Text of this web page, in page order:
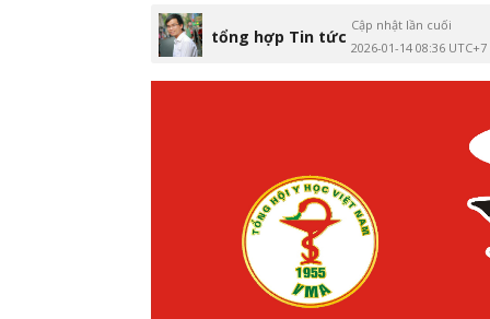
tổng hợp Tin tức
Cập nhật lần cuối
2026-01-14 08:36 UTC+7